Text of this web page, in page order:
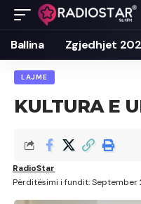
Ballina Zgjedhjet
LAJME
KULTURA E
Përditësimi i fundit: September
RadioStar